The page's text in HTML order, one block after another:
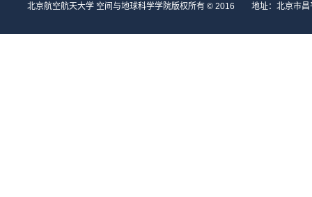
北京航空航天大学 空间与地球科学学院版权所有 © 2016 地址：北京